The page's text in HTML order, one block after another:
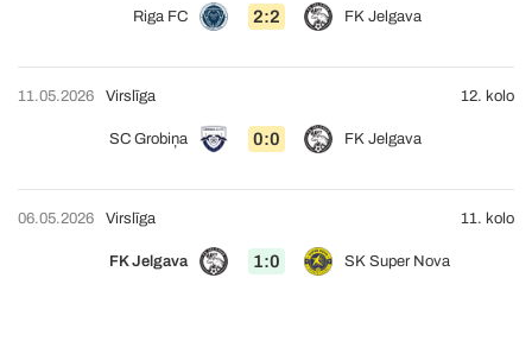
Riga FC 2:2 FK Jelgava
11.05.2026
SC Grobiņa 0:0 FK Jelgava
Virslīga 12. kolo
06.05.2026
FK Jelgava 1:0 SK Super Nova
Virslīga 11. kolo